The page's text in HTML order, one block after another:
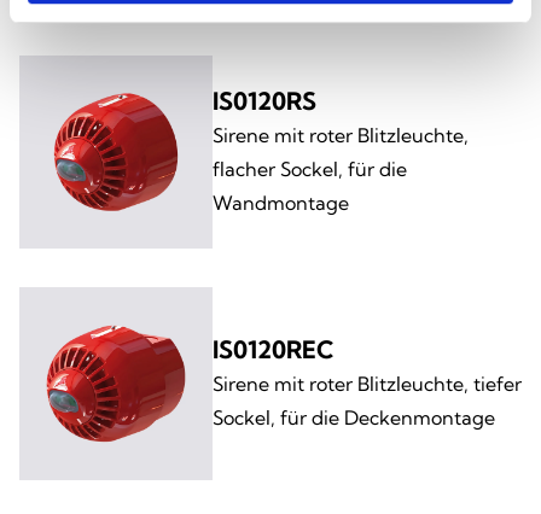
IS0120RS
Sirene mit roter Blitzleuchte,
flacher Sockel, für die
Wandmontage
IS0120REC
Sirene mit roter Blitzleuchte, tiefer
Sockel, für die Deckenmontage